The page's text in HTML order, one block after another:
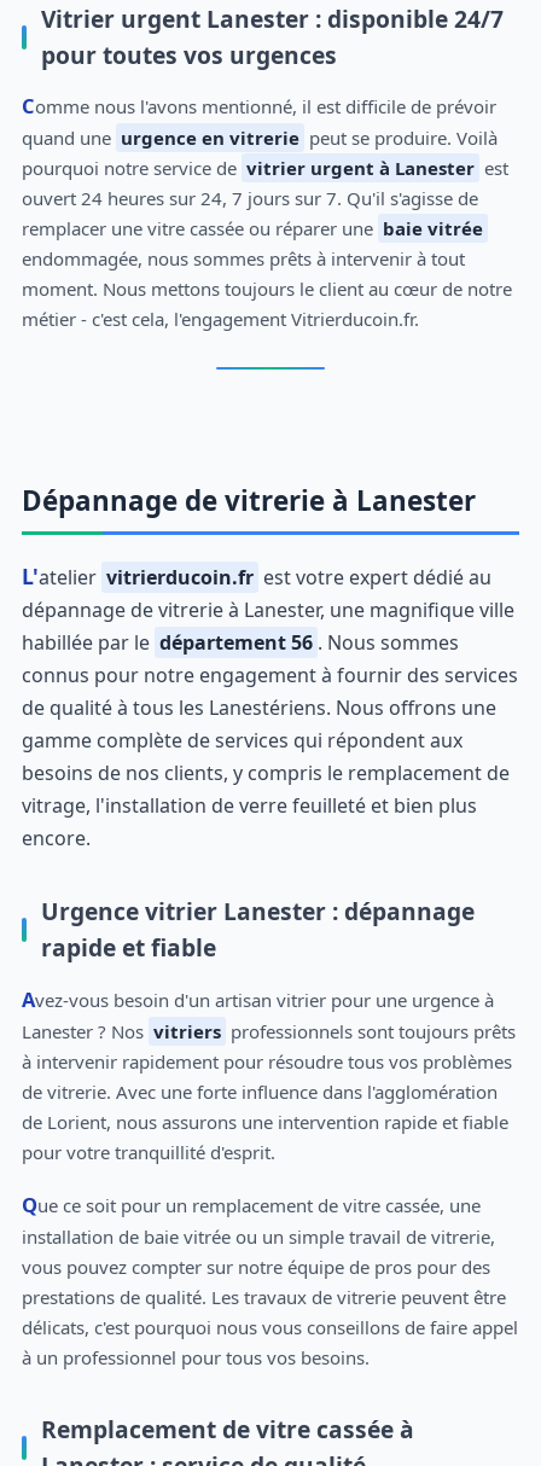
Vitrier urgent Lanester : disponible 24/7
pour toutes vos urgences
Comme nous l'avons mentionné, il est difficile de prévoir
quand une urgence en vitrerie peut se produire. Voilà
pourquoi notre service de vitrier urgent à Lanester est
ouvert 24 heures sur 24, 7 jours sur 7. Qu'il s'agisse de
remplacer une vitre cassée ou réparer une baie vitrée
endommagée, nous sommes prêts à intervenir à tout
moment. Nous mettons toujours le client au cœur de notre
métier - c'est cela, l'engagement Vitrierducoin.fr.
Dépannage de vitrerie à Lanester
L'atelier vitrierducoin.fr est votre expert dédié au
dépannage de vitrerie à Lanester, une magnifique ville
habillée par le département 56 . Nous sommes
connus pour notre engagement à fournir des services
de qualité à tous les Lanestériens. Nous offrons une
gamme complète de services qui répondent aux
besoins de nos clients, y compris le remplacement de
vitrage, l'installation de verre feuilleté et bien plus
encore.
Urgence vitrier Lanester : dépannage
rapide et fiable
Avez-vous besoin d'un artisan vitrier pour une urgence à
Lanester ? Nos vitriers professionnels sont toujours prêts
à intervenir rapidement pour résoudre tous vos problèmes
de vitrerie. Avec une forte influence dans l'agglomération
de Lorient, nous assurons une intervention rapide et fiable
pour votre tranquillité d'esprit.
Que ce soit pour un remplacement de vitre cassée, une
installation de baie vitrée ou un simple travail de vitrerie,
vous pouvez compter sur notre équipe de pros pour des
prestations de qualité. Les travaux de vitrerie peuvent être
délicats, c'est pourquoi nous vous conseillons de faire appel
à un professionnel pour tous vos besoins.
Remplacement de vitre cassée à